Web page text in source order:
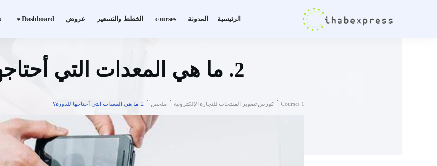
الرئيسية المدونة courses الخطط والتسعير عروض Dashboard
2. ما هي المعدات التي أحتاجها للدورة؟
Courses 1 كورس تصوير المنتجات للتجارة الإلكترونية ملخص 2. ما هي المعدات التي أحتاجها للدورة؟